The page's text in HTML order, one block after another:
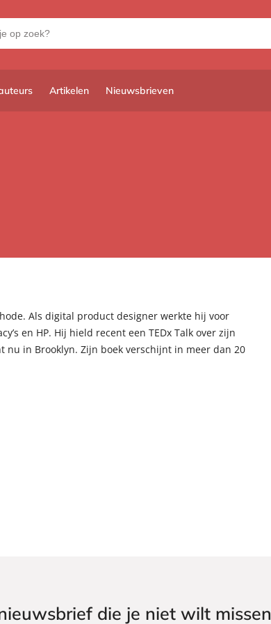
Artikelen Nieuwsbrieven
Als digital product designer werkte hij voor
en HP. Hij hield recent een TEDx Talk over zijn
nu in Brooklyn. Zijn boek verschijnt in meer dan 20
die je niet wilt missen